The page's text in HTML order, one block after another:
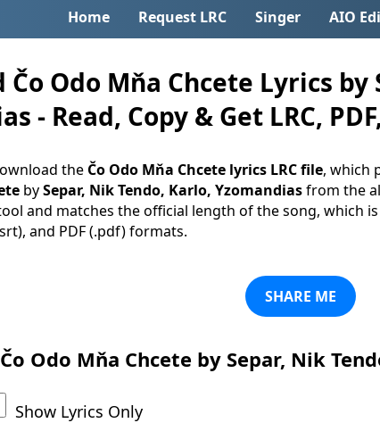
Home Request LRC Singer AIO
Čo Odo Mňa Chcete Lyrics
- Read, Copy & Get LRC,
the Čo Odo Mňa Chcete lyrics LRC file, which
bySepar, Nik Tendo, Karlo, Yzomandiasfrom the
and matches the official length of the song, which is
and PDF (.pdf) formats.
SHARE ME
Čo Odo Mňa Chcete by Separ, Nik
Show Lyrics Only